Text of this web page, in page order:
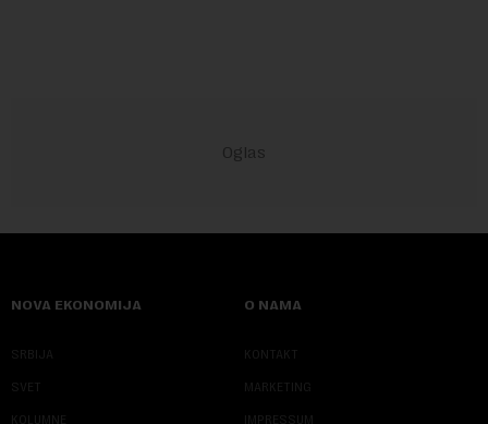
NOVA EKONOMIJA
SRBIJA
SVET
KOLUMNE
O NAMA
KONTAKT
MARKETING
IMPRESSUM